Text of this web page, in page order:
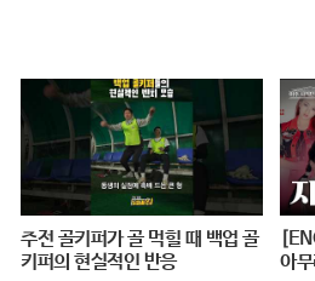
주전 골키퍼가 골 먹힐 때 백업 골
키퍼의 현실적인 반응
아